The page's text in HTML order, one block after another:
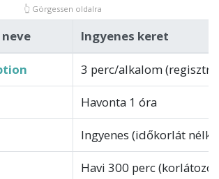
👆Görgessen oldalra
Ingyenes keret
3 perc/alkalom
Havonta 1 óra
Ingyenes (időkorlát
Havi 300 perc